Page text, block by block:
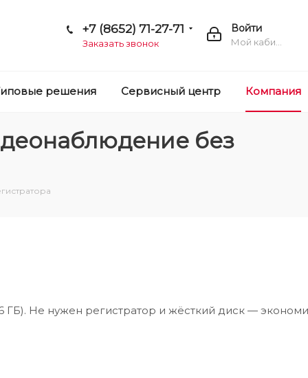
Войти
+7 (8652) 71-27-71
Заказать звонок
решения Сервисный центр Компания
без
Не нужен регистратор и жёсткий диск —